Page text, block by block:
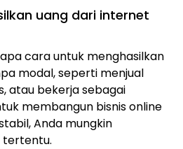
uang dari internet
cara untuk menghasilkan
modal, seperti menjual
atau bekerja sebagai
membangun bisnis online
Anda mungkin
tertentu.